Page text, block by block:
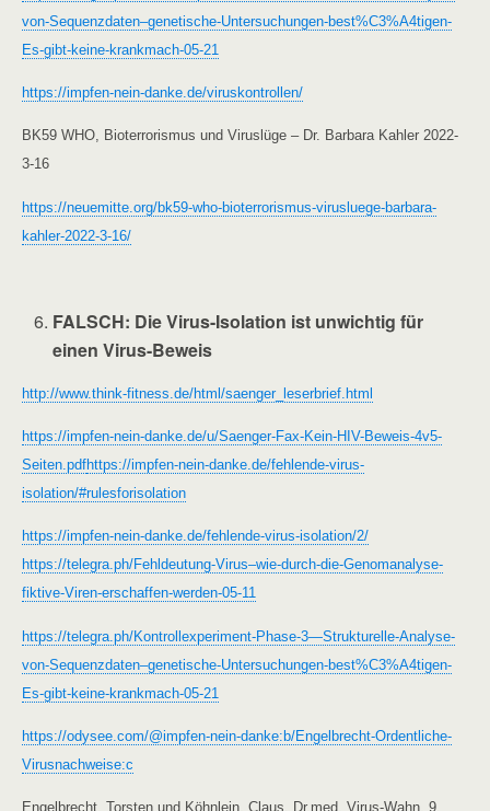
von-Sequenzdaten–genetische-Untersuchungen-best%C3%A4tigen-
Es-gibt-keine-krankmach-05-21
https://impfen-nein-danke.de/viruskontrollen/
BK59 WHO, Bioterrorismus und Viruslüge – Dr. Barbara Kahler 2022-
3-16
https://neuemitte.org/bk59-who-bioterrorismus-virusluege-barbara-
kahler-2022-3-16/
FALSCH: Die Virus-Isolation ist unwichtig für
einen Virus-Beweis
http://www.think-fitness.de/html/saenger_leserbrief.html
https://impfen-nein-danke.de/u/Saenger-Fax-Kein-HIV-Beweis-4v5-
Seiten.pdfhttps://impfen-nein-danke.de/fehlende-virus-
isolation/#rulesforisolation
https://impfen-nein-danke.de/fehlende-virus-isolation/2/
https://telegra.ph/Fehldeutung-Virus–wie-durch-die-Genomanalyse-
fiktive-Viren-erschaffen-werden-05-11
https://telegra.ph/Kontrollexperiment-Phase-3—Strukturelle-Analyse-
von-Sequenzdaten–genetische-Untersuchungen-best%C3%A4tigen-
Es-gibt-keine-krankmach-05-21
https://odysee.com/@impfen-nein-danke:b/Engelbrecht-Ordentliche-
Virusnachweise:c
Engelbrecht, Torsten und Köhnlein, Claus, Dr.med. Virus-Wahn. 9.